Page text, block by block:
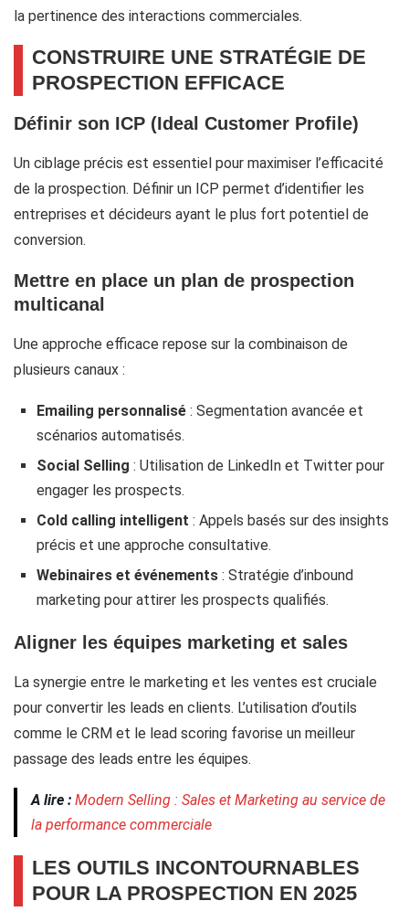
la pertinence des interactions commerciales.
CONSTRUIRE UNE STRATÉGIE DE
PROSPECTION EFFICACE
Définir son ICP (Ideal Customer Profile)
Un ciblage précis est essentiel pour maximiser l’efficacité
de la prospection. Définir un ICP permet d’identifier les
entreprises et décideurs ayant le plus fort potentiel de
conversion.
Mettre en place un plan de prospection
multicanal
Une approche efficace repose sur la combinaison de
plusieurs canaux :
Emailing personnalisé : Segmentation avancée et
scénarios automatisés.
Social Selling : Utilisation de LinkedIn et Twitter pour
engager les prospects.
Cold calling intelligent : Appels basés sur des insights
précis et une approche consultative.
Webinaires et événements : Stratégie d’inbound
marketing pour attirer les prospects qualifiés.
Aligner les équipes marketing et sales
La synergie entre le marketing et les ventes est cruciale
pour convertir les leads en clients. L’utilisation d’outils
comme le CRM et le lead scoring favorise un meilleur
passage des leads entre les équipes.
A lire : Modern Selling : Sales et Marketing au service de
la performance commerciale
LES OUTILS INCONTOURNABLES
POUR LA PROSPECTION EN 2025